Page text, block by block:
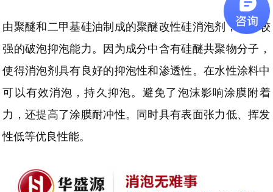
由聚醚和二甲基硅油制成的聚醚改性硅消泡剂， 具有较
强的破泡抑泡能力 。因为成分中含有硅醚共聚物分子，
使得消泡剂具有良好的抑泡性和渗透性。在水性涂料中
可以有效消泡，持久抑泡。避免了泡沫影响涂膜附着
力，还提高了涂膜耐冲性。同时具有表面张力低、挥发
性低等优良性能。